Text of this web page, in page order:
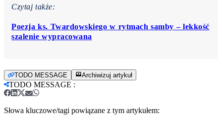
Czytaj także:
Poezja ks. Twardowskiego w rytmach samby – lekkość
szalenie wypracowana
TODO MESSAGE Archiwizuj artykuł
TODO MESSAGE :
Słowa kluczowe/tagi powiązane z tym artykułem: